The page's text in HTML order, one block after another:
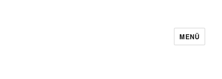
MENÜ